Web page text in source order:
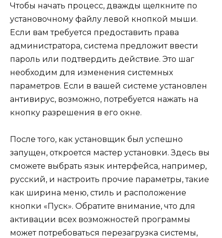
Чтобы начать процесс, дважды щелкните по
установочному файлу левой кнопкой мыши.
Если вам требуется предоставить права
администратора, система предложит ввести
пароль или подтвердить действие. Это шаг
необходим для изменения системных
параметров. Если в вашей системе установлен
антивирус, возможно, потребуется нажать на
кнопку разрешения в его окне.
После того, как установщик был успешно
запущен, откроется мастер установки. Здесь вы
сможете выбрать язык интерфейса, например,
русский, и настроить прочие параметры, такие
как ширина меню, стиль и расположение
кнопки «Пуск». Обратите внимание, что для
активации всех возможностей программы
может потребоваться перезагрузка системы,